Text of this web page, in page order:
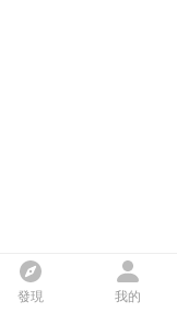
發現 我的